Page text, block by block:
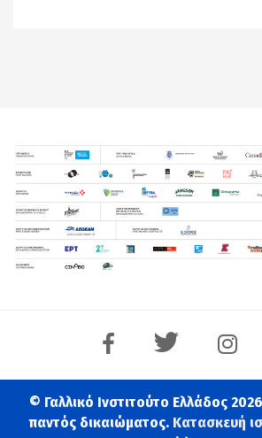
© Γαλλικό Ινστιτούτο Ελλάδος
παντός δικαιώματος. Κατασκευή